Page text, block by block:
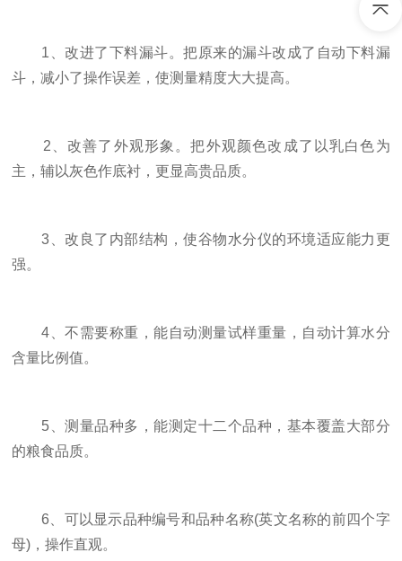
1、改进了下料漏斗。把原来的漏斗改成了自动下料漏
斗，减小了操作误差，使测量精度大大提高。
2、改善了外观形象。把外观颜色改成了以乳白色为
主，辅以灰色作底衬，更显高贵品质。
3、改良了内部结构，使谷物水分仪的环境适应能力更
强。
4、不需要称重，能自动测量试样重量，自动计算水分
含量比例值。
5、测量品种多，能测定十二个品种，基本覆盖大部分
的粮食品质。
6、可以显示品种编号和品种名称(英文名称的前四个字
母)，操作直观。